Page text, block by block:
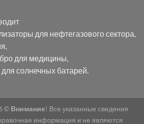
для нефтегазового сектора,
для медицины,
для солнечных батарей.
© Внимание! Все указанные сведения
информация и не являются